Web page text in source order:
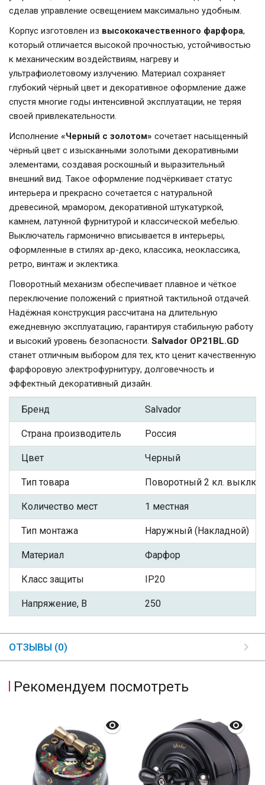
сделав управление освещением максимально удобным.
Корпус изготовлен из высококачественного фарфора,
который отличается высокой прочностью, устойчивостью
к механическим воздействиям, нагреву и
ультрафиолетовому излучению. Материал сохраняет
глубокий чёрный цвет и декоративное оформление даже
спустя многие годы интенсивной эксплуатации, не теряя
своей привлекательности.
Исполнение «Черный с золотом» сочетает насыщенный
чёрный цвет с изысканными золотыми декоративными
элементами, создавая роскошный и выразительный
внешний вид. Такое оформление подчёркивает статус
интерьера и прекрасно сочетается с натуральной
древесиной, мрамором, декоративной штукатуркой,
камнем, латунной фурнитурой и классической мебелью.
Выключатель гармонично вписывается в интерьеры,
оформленные в стилях ар-деко, классика, неоклассика,
ретро, винтаж и эклектика.
Поворотный механизм обеспечивает плавное и чёткое
переключение положений с приятной тактильной отдачей.
Надёжная конструкция рассчитана на длительную
ежедневную эксплуатацию, гарантируя стабильную работу
и высокий уровень безопасности. Salvador OP21BL.GD
станет отличным выбором для тех, кто ценит качественную
фарфоровую электрофурнитуру, долговечность и
эффектный декоративный дизайн.
Бренд Salvador
Страна производитель Россия
Цвет Черный
Тип товара Поворотный 2 кл.
Количество мест 1 местная
Тип монтажа Наружный (Накладной)
Материал Фарфор
Класс защиты IP20
Напряжение, В 250
ОТЗЫВЫ (0)
Рекомендуем посмотреть